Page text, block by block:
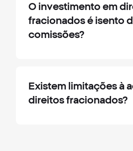
O investimento em
fracionados é isento
comissões?
Existem limitações à
direitos fracionados?